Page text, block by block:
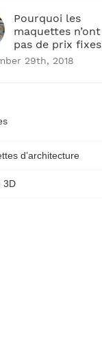
Pourquoi les
maquettes n’ont
pas de prix fixes
29th, 2018
d’architecture
3D